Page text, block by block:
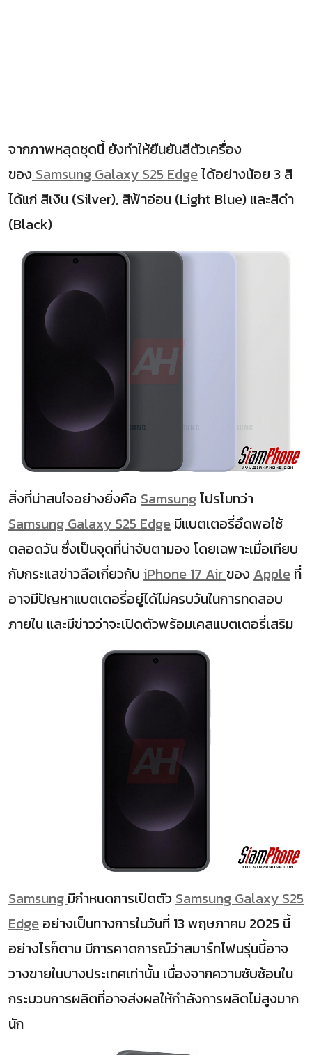
จากภาพหลุดชุดนี้ ยังทำให้ยืนยันสีตัวเครื่อง
ของSamsung Galaxy S25 Edgeได้อย่างน้อย 3 สี
ได้แก่ สีเงิน (Silver), สีฟ้าอ่อน (Light Blue) และสีดำ
(Black)
สิ่งที่น่าสนใจอย่างยิ่งคือ Samsungโปรโมทว่า
Samsung Galaxy S25 Edge มีแบตเตอรี่อึดพอใช้
ตลอดวัน ซึ่งเป็นจุดที่น่าจับตามอง โดยเฉพาะเมื่อเทียบ
กับกระแสข่าวลือเกี่ยวกับ iPhone 17 AirของApple ที่
อาจมีปัญหาแบตเตอรี่อยู่ได้ไม่ครบวันในการทดสอบ
ภายใน และมีข่าวว่าจะเปิดตัวพร้อมเคสแบตเตอรี่เสริม
SamsungมีกำหนดการเปิดตัวSamsung Galaxy S25
Edge อย่างเป็นทางการในวันที่ 13 พฤษภาคม 2025 นี้
อย่างไรก็ตาม มีการคาดการณ์ว่าสมาร์ทโฟนรุ่นนี้อาจ
วางขายในบางประเทศเท่านั้น เนื่องจากความซับซ้อนใน
กระบวนการผลิตที่อาจส่งผลให้กำลังการผลิตไม่สูงมาก
นัก